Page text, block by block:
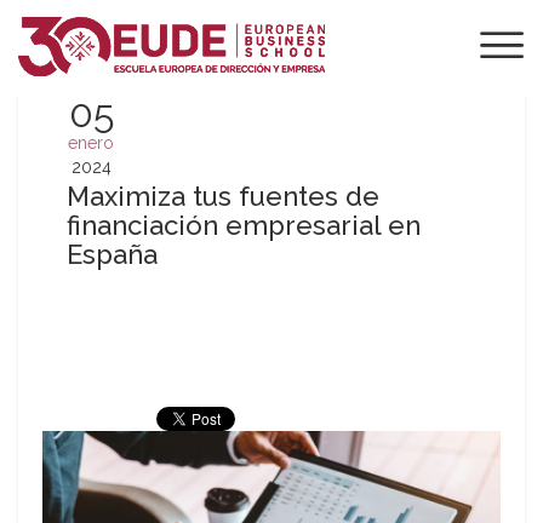
05
enero
2024
Maximiza tus fuentes de
financiación empresarial en
España